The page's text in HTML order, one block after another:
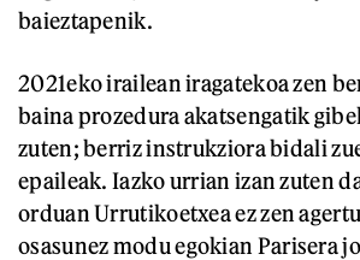
baieztapenik.
2021eko irailean iragatekoa zen
baina prozedura akatsengatik
zuten; berriz instrukziora bidali
epaileak. Iazko urrian izan zuten
orduan Urrutikoetxea ez zen
osasunez modu egokian Parisera